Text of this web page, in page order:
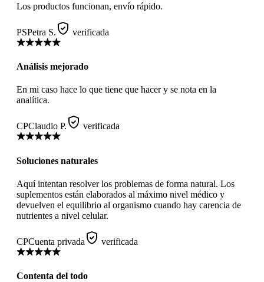
Los productos funcionan, envío rápido.
PSPetra S. verificada
Análisis mejorado
En mi caso hace lo que tiene que hacer y se nota en la
analítica.
CPClaudio P. verificada
Soluciones naturales
Aquí intentan resolver los problemas de forma natural. Los
suplementos están elaborados al máximo nivel médico y
devuelven el equilibrio al organismo cuando hay carencia de
nutrientes a nivel celular.
CPCuenta privada verificada
Contenta del todo